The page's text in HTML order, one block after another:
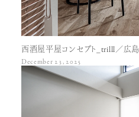
西酒屋平屋コンセプト_trilll／広島
December 23, 2025